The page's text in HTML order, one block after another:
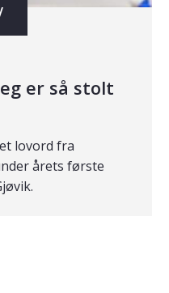
er så stolt
lovord fra
årets første